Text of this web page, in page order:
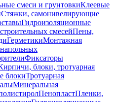
смеси и грунтовкиКлеевые
Стяжки, самонивелирующие
Гидроизоляционные
смесейПены,
ГерметикиМонтажная
Фиксаторы
блоки, тротуарная
блокиТротуарная
Минеральная
ПенопластПленки,